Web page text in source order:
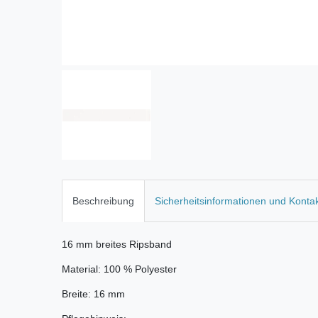
Beschreibung Sicherheitsinformationen und
16 mm breites Ripsband
Material: 100 % Polyester
Breite: 16 mm